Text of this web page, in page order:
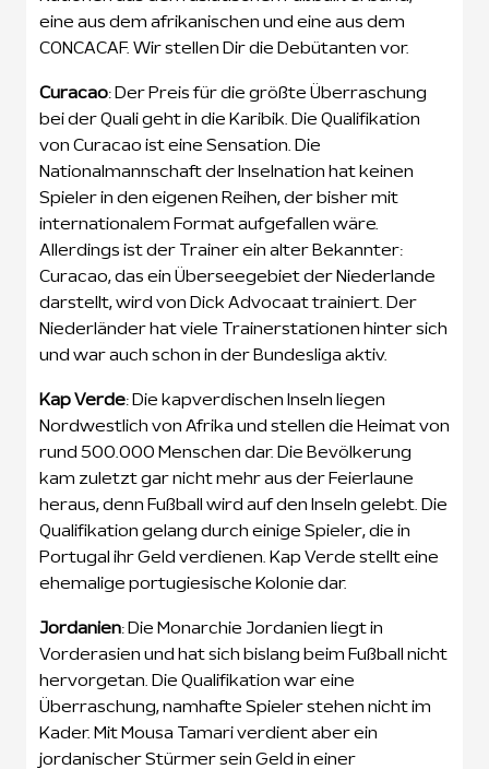
eine aus dem afrikanischen und eine aus dem
CONCACAF. Wir stellen Dir die Debütanten vor.
Curacao: Der Preis für die größte Überraschung
bei der Quali geht in die Karibik. Die Qualifikation
von Curacao ist eine Sensation. Die
Nationalmannschaft der Inselnation hat keinen
Spieler in den eigenen Reihen, der bisher mit
internationalem Format aufgefallen wäre.
Allerdings ist der Trainer ein alter Bekannter:
Curacao, das ein Überseegebiet der Niederlande
darstellt, wird von Dick Advocaat trainiert. Der
Niederländer hat viele Trainerstationen hinter sich
und war auch schon in der Bundesliga aktiv.
Kap Verde: Die kapverdischen Inseln liegen
Nordwestlich von Afrika und stellen die Heimat von
rund 500.000 Menschen dar. Die Bevölkerung
kam zuletzt gar nicht mehr aus der Feierlaune
heraus, denn Fußball wird auf den Inseln gelebt. Die
Qualifikation gelang durch einige Spieler, die in
Portugal ihr Geld verdienen. Kap Verde stellt eine
ehemalige portugiesische Kolonie dar.
Jordanien: Die Monarchie Jordanien liegt in
Vorderasien und hat sich bislang beim Fußball nicht
hervorgetan. Die Qualifikation war eine
Überraschung, namhafte Spieler stehen nicht im
Kader. Mit Mousa Tamari verdient aber ein
jordanischer Stürmer sein Geld in einer